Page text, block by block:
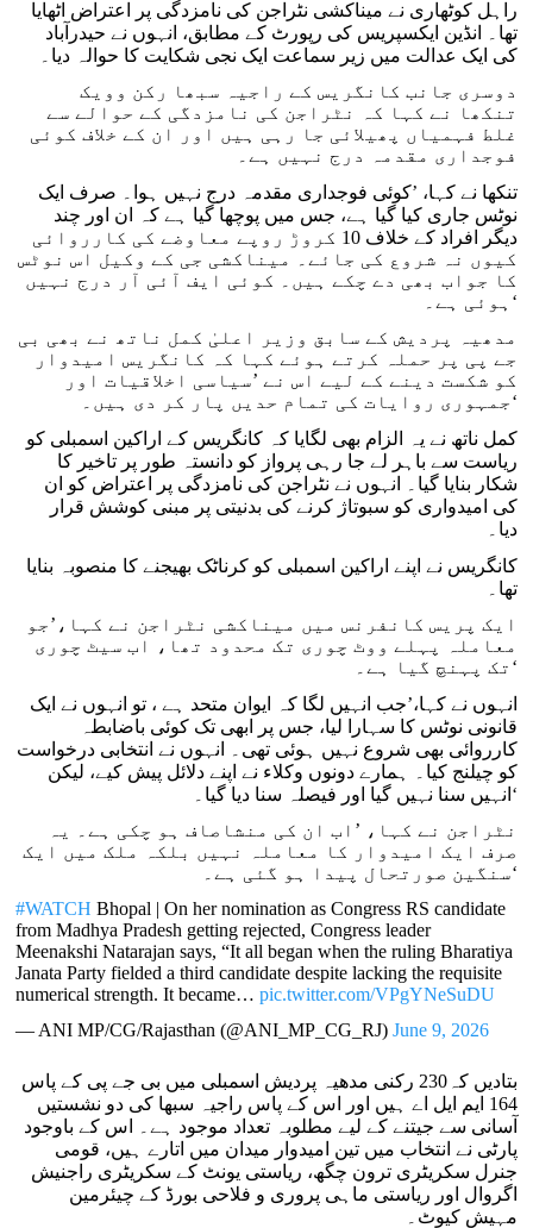
راہل کوٹھاری نے میناکشی نٹراجن کی نامزدگی پر اعتراض اٹھایا
تھا۔ انڈین ایکسپریس کی رپورٹ کے مطابق، انہوں نے حیدرآباد
کی ایک عدالت میں زیر سماعت ایک نجی شکایت کا حوالہ دیا۔
دوسری جانب کانگریس کے راجیہ سبھا رکن وویک
تنکھا نے کہا کہ نٹراجن کی نامزدگی کے حوالے سے
غلط فہمیاں پھیلائی جا رہی ہیں اور ان کے خلاف کوئی
فوجداری مقدمہ درج نہیں ہے۔
تنکھا نے کہا، ’کوئی فوجداری مقدمہ درج نہیں ہوا۔ صرف ایک
نوٹس جاری کیا گیا ہے، جس میں پوچھا گیا ہے کہ ان اور چند
دیگر افراد کے خلاف 10 کروڑ روپے معاوضے کی کارروائی
کیوں نہ شروع کی جائے۔ میناکشی جی کے وکیل اس نوٹس
کا جواب بھی دے چکے ہیں۔ کوئی ایف آئی آر درج نہیں
ہوئی ہے۔‘
مدھیہ پردیش کے سابق وزیر اعلیٰ کمل ناتھ نے بھی بی
جے پی پر حملہ کرتے ہوئے کہا کہ کانگریس امیدوار
کو شکست دینے کے لیے اس نے ’سیاسی اخلاقیات اور
جمہوری روایات کی تمام حدیں پار کر دی ہیں۔‘
کمل ناتھ نے یہ الزام بھی لگایا کہ کانگریس کے اراکین اسمبلی کو
ریاست سے باہر لے جا رہی پرواز کو دانستہ طور پر تاخیر کا
شکار بنایا گیا۔ انہوں نے نٹراجن کی نامزدگی پر اعتراض کو ان
کی امیدواری کو سبوتاژ کرنے کی بدنیتی پر مبنی کوشش قرار
دیا۔
کانگریس نے اپنے اراکین اسمبلی کو کرناٹک بھیجنے کا منصوبہ بنایا
تھا۔
ایک پریس کانفرنس میں میناکشی نٹراجن نے کہا،’جو
معاملہ پہلے ووٹ چوری تک محدود تھا، اب سیٹ چوری
تک پہنچ گیا ہے۔‘
انہوں نے کہا،’جب انہیں لگا کہ ایوان متحد ہے ، تو انہوں نے ایک
قانونی نوٹس کا سہارا لیا، جس پر ابھی تک کوئی باضابطہ
کارروائی بھی شروع نہیں ہوئی تھی۔ انہوں نے انتخابی درخواست
کو چیلنج کیا۔ ہمارے دونوں وکلاء نے اپنے دلائل پیش کیے، لیکن
انہیں سنا نہیں گیا اور فیصلہ سنا دیا گیا۔‘
نٹراجن نے کہا، ’اب ان کی منشاصاف ہو چکی ہے۔ یہ
صرف ایک امیدوار کا معاملہ نہیں بلکہ ملک میں ایک
سنگین صورتحال پیدا ہو گئی ہے۔‘
#WATCH Bhopal | On her nomination as Congress RS candidate
from Madhya Pradesh getting rejected, Congress leader
Meenakshi Natarajan says, “It all began when the ruling Bharatiya
Janata Party fielded a third candidate despite lacking the requisite
numerical strength. It became…pic.twitter.com/VPgYNeSuDU
— ANI MP/CG/Rajasthan (@ANI_MP_CG_RJ)June 9, 2026
بتادیں کہ230 رکنی مدھیہ پردیش اسمبلی میں بی جے پی کے پاس
164 ایم ایل اے ہیں اور اس کے پاس راجیہ سبھا کی دو نشستیں
آسانی سے جیتنے کے لیے مطلوبہ تعداد موجود ہے۔ اس کے باوجود
پارٹی نے انتخاب میں تین امیدوار میدان میں اتارے ہیں، قومی
جنرل سکریٹری ترون چگھ، ریاستی یونٹ کے سکریٹری راجنیش
اگروال اور ریاستی ماہی پروری و فلاحی بورڈ کے چیئرمین
مہیش کیوٹ۔